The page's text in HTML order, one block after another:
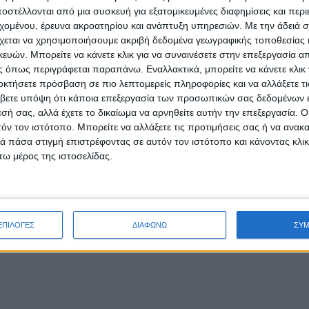
από μια συσκευή για εξατομικευμένες διαφημίσεις και
έρευνα ακροατηρίου και ανάπτυξη υπηρεσιών. Με την άδειά
να χρησιμοποιήσουμε ακριβή δεδομένα γεωγραφικής τοποθεσίας
Μπορείτε να κάνετε κλικ για να συναινέσετε στην επεξεργασία
περιγράφεται παραπάνω. Εναλλακτικά, μπορείτε να κάνετε κλικ
πρόσβαση σε πιο λεπτομερείς πληροφορίες και να αλλάξετε
υπόψη ότι κάποια επεξεργασία των προσωπικών σας δεδομένων
σας, αλλά έχετε το δικαίωμα να αρνηθείτε αυτήν την επεξεργασία.
τον ιστότοπο. Μπορείτε να αλλάξετε τις προτιμήσεις σας ή να
στιγμή επιστρέφοντας σε αυτόν τον ιστότοπο και κάνοντας
μέρος της ιστοσελίδας.
ΔΙΑΦΩΝΩ
εργασιών (άνω των 50) σε επιστημονικά περιοδικά και σε
επιστημονικά συνέδρια ενώ συμμετέχει ως κριτής σε
Education, International Journal for Educational and
του Editorial Board), International Journal of
εστιάζονται στους θετικούς ψυχοκοινωνικούς
λήψης αποφάσεων σταδιοδρομίας, στους κομβικούς
προσεγγίσεις επαγγελματικής συμβουλευτικής. Είναι
και Προσανατολισμού (από τον 10/2025). Στον ελεύθερο
και του αρέσει να περνά ευχάριστες στιγμές με φίλους.